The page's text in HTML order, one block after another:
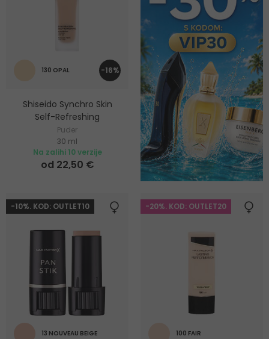
-16%
130 OPAL
Shiseido Synchro Skin
Self-Refreshing
Puder
30 ml
Na zalihi 10 verzije
od 22,50 €
-10%. KOD: OUTLET10
13 NOUVEAU BEIGE
-20%. KOD: OUTLET20
100 FAIR